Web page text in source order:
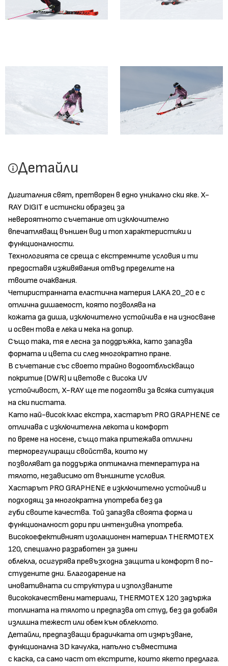
Детайли
Дигиталния свят, претворен в едно уникално ски яке. X-
RAY DIGIT е истински образец за
невероятното съчетание от изключително
впечатляващ външен вид и топ характеристики и
функционалности.
Технологията се среща с екстремните условия и ти
предоставя изживявания отвъд пределите на
твоите очаквания.
Четиристранната еластична материя LAKA 20_20 е с
отлична дишаемост, която позволява на
кожата да диша, изключително устойчива е на износване
и освен това е лека и мека на допир.
Също така, тя е лесна за поддръжка, като запазва
формата и цвета си след многократно пране.
В съчетание със своето трайно водоотблъскващо
покритие (DWR) и цветове с висока UV
устойчивост, X-RAY ще те подготви за всяка ситуация
на ски пистата.
Като най-висок клас екстра, хастарът PRO GRAPHENE се
отличава с изключителна лекота и комфорт
по време на носене, също така притежава отлични
терморегулиращи свойства, които му
позволяват да поддържа оптимална температура на
тялото, независимо от външните условия.
Хастарът PRO GRAPHENE е изключително устойчив и
подходящ за многократна употреба без да
губи своите качества. Той запазва своята форма и
функционалност дори при интензивна употреба.
Високоефективният изолационен материал THERMOTEX
120, специално разработен за зимни
облекла, осигурява превъзходна защита и комфорт в по-
студените дни. Благодарение на
иновативната си структура и използваните
висококачествени материали, THERMOTEX 120 задържа
топлината на тялото и предпазва от студ, без да добавя
излишна тежест или обем към облеклото.
Детайли, предпазващи брадичката от измръзване,
функционална 3D качулка, напълно съвместима
с каска, са само част от екстрите, които якето предлага.